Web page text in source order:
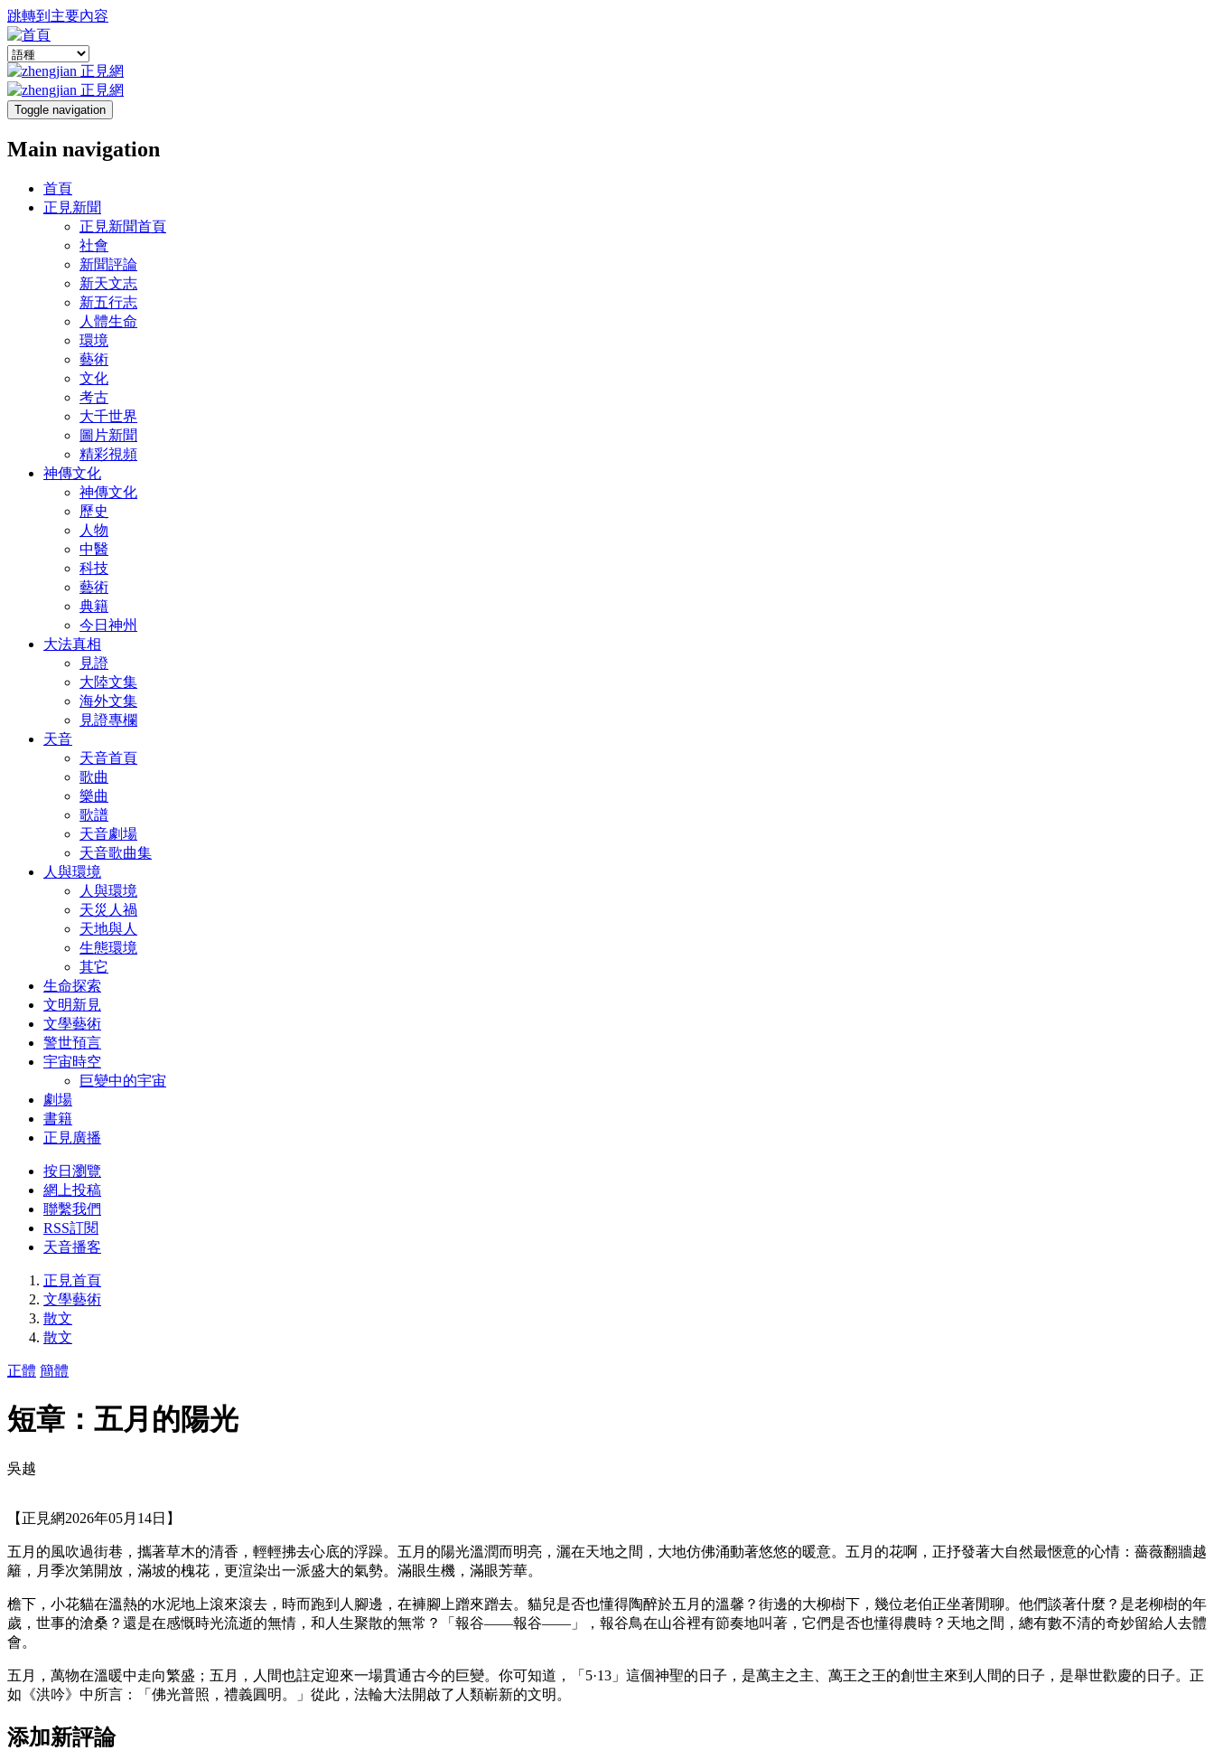
跳轉到主要內容
Toggle navigation
Main navigation
首頁
正見新聞
正見新聞首頁
社會
新聞評論
新天文志
新五行志
人體生命
環境
藝術
文化
考古
大千世界
圖片新聞
精彩視頻
神傳文化
神傳文化
歷史
人物
中醫
科技
藝術
典籍
今日神州
大法真相
見證
大陸文集
海外文集
見證專欄
天音
天音首頁
歌曲
樂曲
歌譜
天音劇場
天音歌曲集
人與環境
人與環境
天災人禍
天地與人
生態環境
其它
生命探索
文明新見
文學藝術
警世預言
宇宙時空
巨變中的宇宙
劇場
書籍
正見廣播
按日瀏覽
網上投稿
聯繫我們
RSS訂閱
天音播客
正見首頁
文學藝術
散文
散文
正體 簡體
短章：五月的陽光
吳越
【正見網2026年05月14日】
五月的風吹過街巷，攜著草木的清香，輕輕拂去心底的浮躁。五月的陽光溫潤而明亮，灑在天地之間，大地仿佛涌動著悠悠的暖意。五月的花啊，正抒發著大自然最愜意的心情：薔薇翻牆越
籬，月季次第開放，滿坡的槐花，更渲染出一派盛大的氣勢。滿眼生機，滿眼芳華。
檐下，小花貓在溫熱的水泥地上滾來滾去，時而跑到人腳邊，在褲腳上蹭來蹭去。貓兒是否也懂得陶醉於五月的溫馨？街邊的大柳樹下，幾位老伯正坐著閒聊。他們談著什麼？是老柳樹的年
歲，世事的滄桑？還是在感慨時光流逝的無情，和人生聚散的無常？「報谷——報谷——」，報谷鳥在山谷裡有節奏地叫著，它們是否也懂得農時？天地之間，總有數不清的奇妙留給人去體
會。
五月，萬物在溫暖中走向繁盛；五月，人間也註定迎來一場貫通古今的巨變。你可知道，「5·13」這個神聖的日子，是萬主之主、萬王之王的創世主來到人間的日子，是舉世歡慶的日子。正
如《洪吟》中所言：「佛光普照，禮義圓明。」從此，法輪大法開啟了人類嶄新的文明。
添加新評論